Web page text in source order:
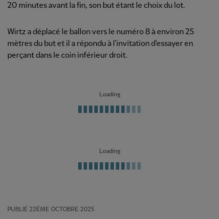
20 minutes avant la fin, son but étant le choix du lot.
Wirtz a déplacé le ballon vers le numéro 8 à environ 25
mètres du but et il a répondu à l'invitation d'essayer en
perçant dans le coin inférieur droit.
Loading
Loading
PUBLIÉ 22ÈME OCTOBRE 2025